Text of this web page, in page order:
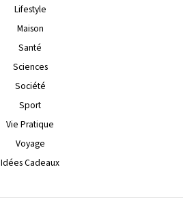
Lifestyle
Maison
Santé
Sciences
Société
Sport
Vie Pratique
Voyage
Idées Cadeaux